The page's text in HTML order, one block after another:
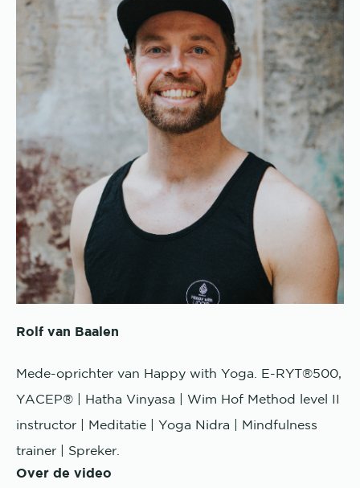
Rolf van Baalen
Mede-oprichter van Happy with Yoga. E-RYT®500,
YACEP® | Hatha Vinyasa | Wim Hof Method level II
instructor | Meditatie | Yoga Nidra | Mindfulness
trainer | Spreker.
Over de video